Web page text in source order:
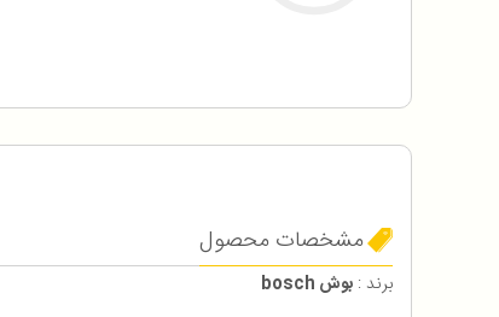
مشخصات محصول
برند : بوش bosch